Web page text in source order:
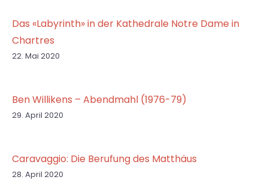
Das «Labyrinth» in der Kathedrale Notre Dame in
Chartres
22. Mai 2020
Ben Willikens – Abendmahl (1976-79)
29. April 2020
Caravaggio: Die Berufung des Matthäus
28. April 2020